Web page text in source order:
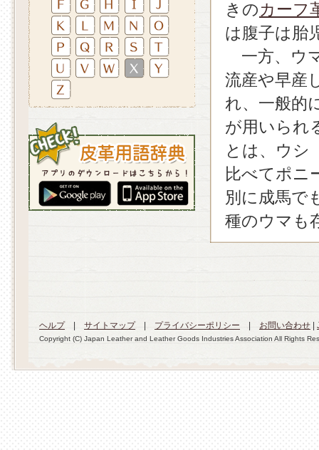
きの カーフ
は腹子は胎
一方、ウ
流産や早産
れ、一般的
が用いられ
とは、ウシ
比べてポニ
別に成馬で
種のウマも
ヘルプ| サイトマップ| プライバシーポリシー お問い合わせ
Copyright (C) Japan Leather and Leather Goods Industries Association All Rights